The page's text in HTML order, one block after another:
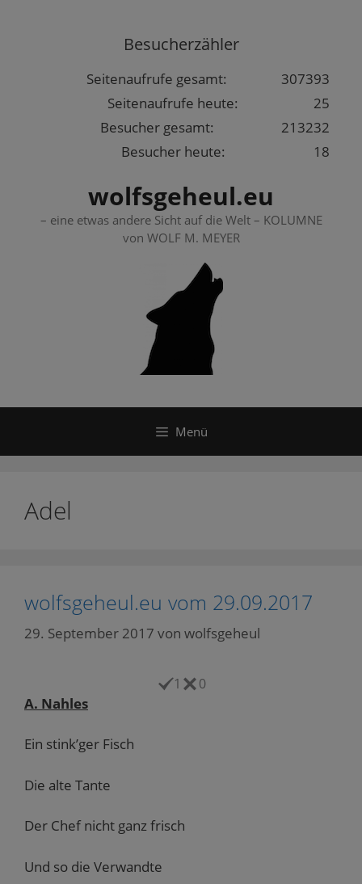
Besucherzähler
307393
Seitenaufrufe gesamt:
25
Seitenaufrufe heute:
213232
Besucher gesamt:
18
Besucher heute:
wolfsgeheul.eu
– eine etwas andere Sicht auf die Welt – KOLUMNE
von WOLF M. MEYER
Menü
Adel
wolfsgeheul.eu vom 29.09.2017
29. September 2017 von wolfsgeheul
1 0
A. Nahles
Ein stink’ger Fisch
Die alte Tante
Der Chef nicht ganz frisch
Und so die Verwandte